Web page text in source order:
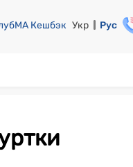
МА Кешбэк Укр Рус